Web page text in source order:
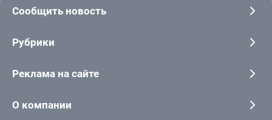
Сообщить новость
Рубрики
Реклама на сайте
О компании